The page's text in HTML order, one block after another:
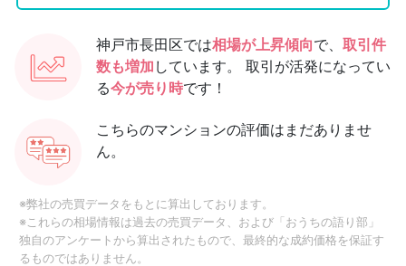
神戸市長田区では相場が上昇傾向で、 取引件
数も増加 しています。
取引が活発になってい
る今が売り時です！
こちらのマンションの評価はまだありませ
ん。
※弊社の売買データをもとに算出しております。
※これらの相場情報は過去の売買データ、および「おうちの語り部」
独自のアンケートから算出されたもので、最終的な成約価格を保証す
るものではありません。